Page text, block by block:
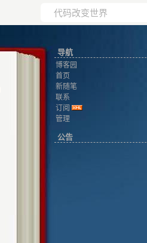
导航
博客园
首页
新随笔
联系
订阅
管理
公告